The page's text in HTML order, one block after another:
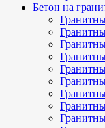
Бетон на